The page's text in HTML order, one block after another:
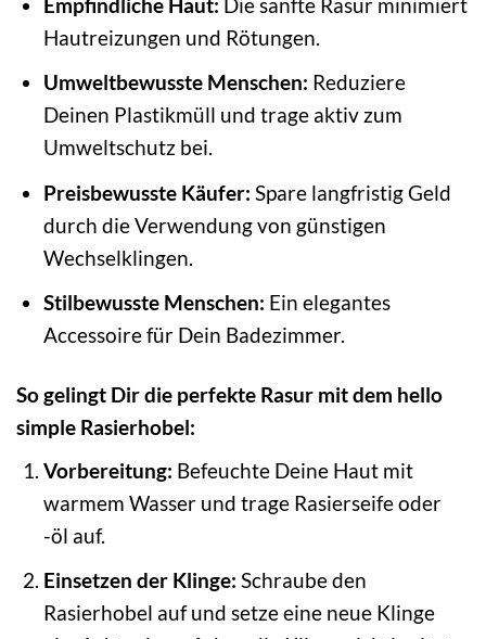
Hautreizungen und Rötungen.
Umweltbewusste Menschen: Reduziere
Deinen Plastikmüll und trage aktiv zum
Umweltschutz bei.
Preisbewusste Käufer: Spare langfristig Geld
durch die Verwendung von günstigen
Wechselklingen.
Stilbewusste Menschen: Ein elegantes
Accessoire für Dein Badezimmer.
So gelingt Dir die perfekte Rasur mit dem hello
simple Rasierhobel:
Vorbereitung: Befeuchte Deine Haut mit
warmem Wasser und trage Rasierseife oder
-öl auf.
Einsetzen der Klinge: Schraube den
Rasierhobel auf und setze eine neue Klinge